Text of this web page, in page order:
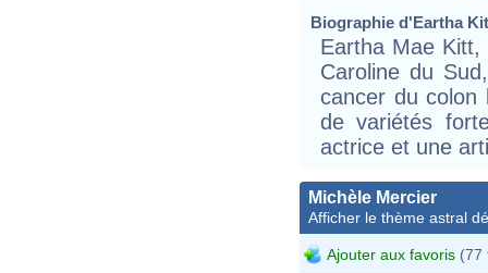
Biographie d'Eartha
Eartha Mae
Caroline du
cancer du colon
de variétés
actrice et une
Michèle Mercier
Afficher le thème astral
Ajouter aux favoris (77